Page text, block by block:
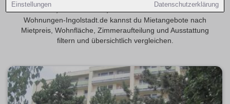
Einstellungen Datenschutzerklärung
Familien, WGs oder alle, die mehr Platz möchten. Auf
Wohnungen-Ingolstadt.de kannst du Mietangebote nach
Mietpreis, Wohnfläche, Zimmeraufteilung und Ausstattung
filtern und übersichtlich vergleichen.